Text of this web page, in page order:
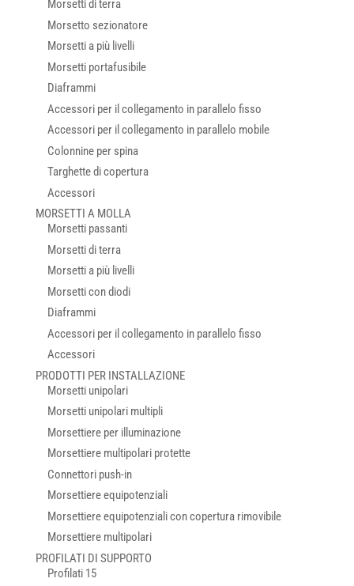
Morsetti di terra
Morsetto sezionatore
Morsetti a più livelli
Morsetti portafusibile
Diaframmi
Accessori per il collegamento in parallelo fisso
Accessori per il collegamento in parallelo mobile
Colonnine per spina
Targhette di copertura
Accessori
MORSETTI A MOLLA
Morsetti passanti
Morsetti di terra
Morsetti a più livelli
Morsetti con diodi
Diaframmi
Accessori per il collegamento in parallelo fisso
Accessori
PRODOTTI PER INSTALLAZIONE
Morsetti unipolari
Morsetti unipolari multipli
Morsettiere per illuminazione
Morsettiere multipolari protette
Connettori push-in
Morsettiere equipotenziali
Morsettiere equipotenziali con copertura rimovibile
Morsettiere multipolari
PROFILATI DI SUPPORTO
Profilati 15